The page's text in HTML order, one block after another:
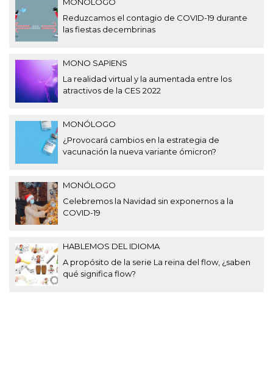
Reduzcamos el contagio de COVID-19 durante
las fiestas decembrinas
MONO SAPIENS
La realidad virtual y la aumentada entre los
atractivos de la CES 2022
MONÓLOGO
¿Provocará cambios en la estrategia de
vacunación la nueva variante ómicron?
MONÓLOGO
Celebremos la Navidad sin exponernos a la
COVID-19
HABLEMOS DEL IDIOMA
A propósito de la serie La reina del flow, ¿saben
qué significa flow?